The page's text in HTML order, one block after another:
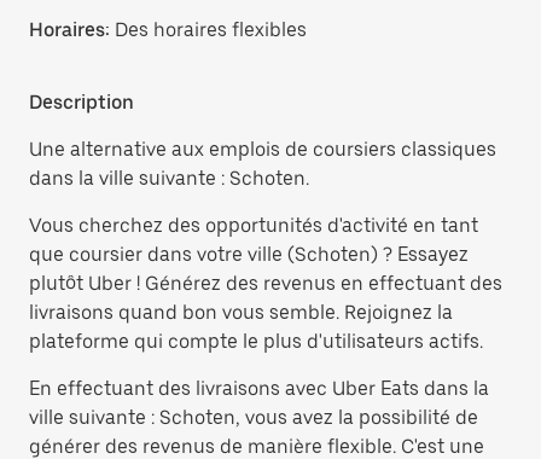
Horaires: Des horaires flexibles
Description
Une alternative aux emplois de coursiers classiques
dans la ville suivante : Schoten.
Vous cherchez des opportunités d'activité en tant
que coursier dans votre ville (Schoten) ? Essayez
plutôt Uber ! Générez des revenus en effectuant des
livraisons quand bon vous semble. Rejoignez la
plateforme qui compte le plus d'utilisateurs actifs.
En effectuant des livraisons avec Uber Eats dans la
ville suivante : Schoten, vous avez la possibilité de
générer des revenus de manière flexible. C'est une